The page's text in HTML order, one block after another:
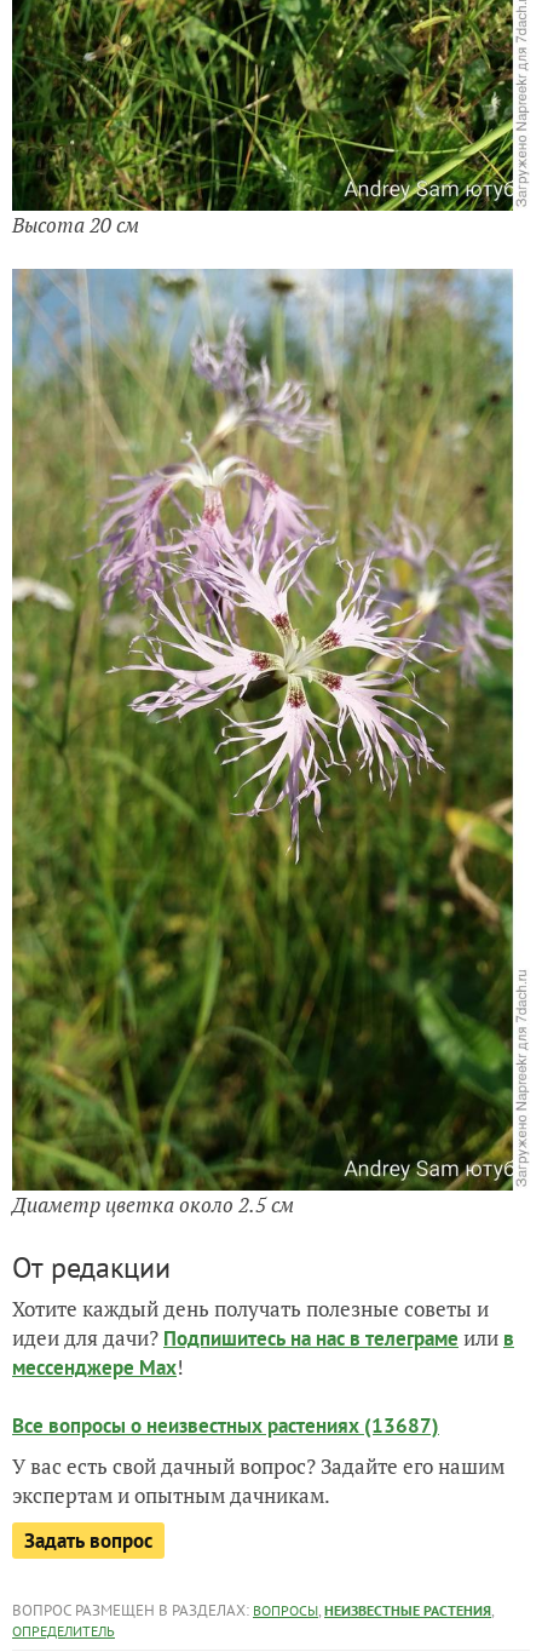
Высота 20 см
Диаметр цветка около 2.5 см
От редакции
Хотите каждый день получать полезные советы и
идеи для дачи? Подпишитесь на нас в телеграме или в
мессенджере Max!
Все вопросы о неизвестных растениях (13687)
У вас есть свой дачный вопрос? Задайте его нашим
экспертам и опытным дачникам.
Задать вопрос
ВОПРОС РАЗМЕЩЕН В РАЗДЕЛАХ: ВОПРОСЫ, НЕИЗВЕСТНЫЕ РАСТЕНИЯ,
ОПРЕДЕЛИТЕЛЬ